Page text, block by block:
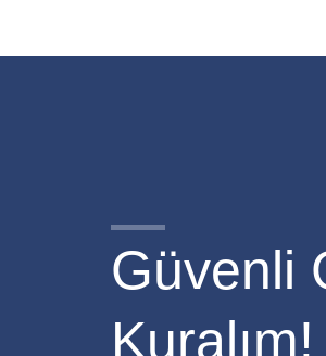
Güvenli
Kuralım!